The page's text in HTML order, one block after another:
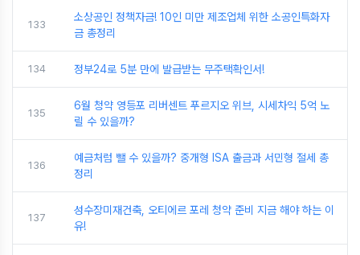
133
소상공인 정책자금! 10인 미만 제조업체 위한 소공인특화자
금 총정리
134 정부24로 5분 만에 발급받는 무주택확인서!
135
6월 청약 영등포 리버센트 푸르지오 위브, 시세차익 5억 노
릴 수 있을까?
136
예금처럼 뺄 수 있을까? 중개형 ISA 출금과 서민형 절세 총
정리
137
성수장미재건축, 오티에르 포레 청약 준비 지금 해야 하는 이
유!